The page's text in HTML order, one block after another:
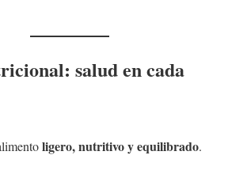
salud en cada
ligero, nutritivo y equilibrado.